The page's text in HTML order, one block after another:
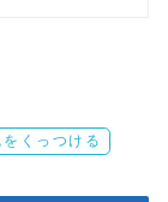
くっつける